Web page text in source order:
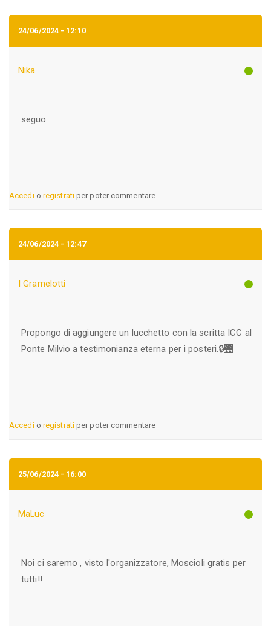
24/06/2024 - 12:10
Nika
seguo
Accedio registratiper poter commentare
24/06/2024 - 12:47
I Gramelotti
Propongo di aggiungere un lucchetto con la scritta ICC al
Ponte Milvio a testimonianza eterna per i posteri.🔒🌉
Accedio registratiper poter commentare
25/06/2024 - 16:00
MaLuc
Noi ci saremo , visto l'organizzatore, Moscioli gratis per
tutti!!